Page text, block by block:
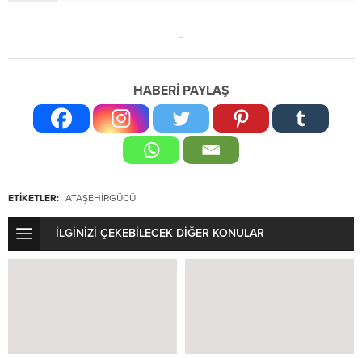
HABERİ PAYLAŞ
ETİKETLER: ATAŞEHIRGÜCÜ
İLGİNİZİ ÇEKEBİLECEK DİĞER KONULAR